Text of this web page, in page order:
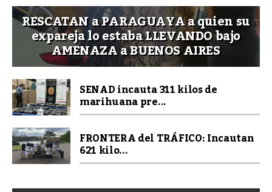
RESCATAN a PARAGUAYA a quien su
expareja lo estaba LLEVANDO bajo
AMENAZA a BUENOS AIRES
SENAD incauta 311 kilos de
marihuana pre...
FRONTERA del TRÁFICO: Incautan
621 kilo...